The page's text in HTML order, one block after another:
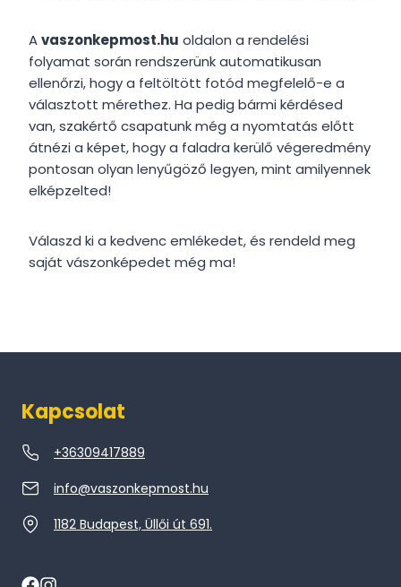
Avaszonkepmost.hu oldalon a rendelési
folyamat során rendszerünk automatikusan
ellenőrzi, hogy a feltöltött fotód megfelelő-e a
választott mérethez. Ha pedig bármi kérdésed
van, szakértő csapatunk még a nyomtatás előtt
átnézi a képet, hogy a faladra kerülő végeredmény
pontosan olyan lenyűgöző legyen, mint amilyennek
elképzelted!
Válaszd ki a kedvenc emlékedet, és rendeld meg
saját vászonképedet még ma!
Kapcsolat
+36309417889
info@vaszonkepmost.hu
1182 Budapest, Üllői út 691.